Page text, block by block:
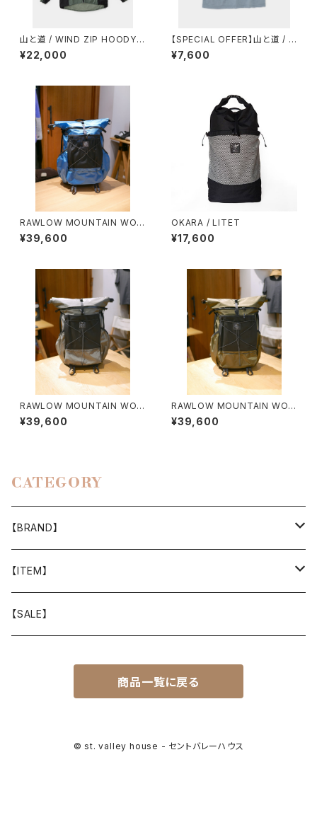
山と道 / WIND ZIP HOODY
（UNISEX）
¥22,000
【SPECIAL OFFER】山と道 / 1
00% MERINO LIGHT TANK
（WOMEN）
¥7,600
RAWLOW MOUNTAIN WOR
KS / RASCAL（BLUE）
¥39,600
OKARA / LITET
¥17,600
RAWLOW MOUNTAIN WOR
KS / RASCAL（GRAY）
¥39,600
RAWLOW MOUNTAIN WOR
KS / RASCAL（OLIVE）
¥39,600
CATEGORY
【BRAND】
山と道
T-SHIRT
迷迭香
Akihiro Wood Works
【ITEM】
WEAR
【SALE】
商品一覧に戻る
© st. valley house - セントバレーハウス